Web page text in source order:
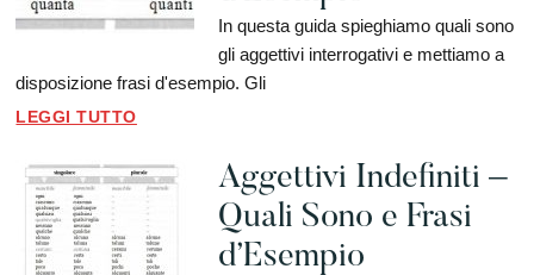
In questa guida spieghiamo quali sono
gli aggettivi interrogativi e mettiamo a
disposizione frasi d'esempio. Gli
LEGGI TUTTO
Aggettivi Indefiniti –
Quali Sono e Frasi
d’Esempio